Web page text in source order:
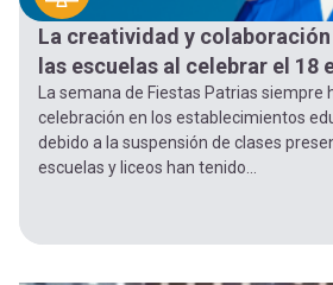
entrar
mi
cuenta
La creatividad y
las escuelas al celebrar el 18
La semana de Fiestas Patrias siempre
celebración en los establecimientos
debido a la suspensión de clases
escuelas y liceos han tenido...